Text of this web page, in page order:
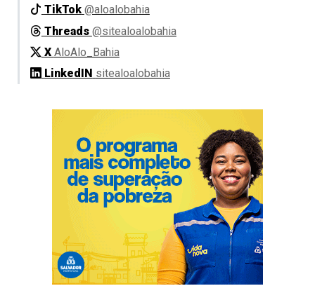
TikTok @aloalobahia
Threads @sitealoalobahia
X AloAlo_Bahia
LinkedIN sitealoalobahia